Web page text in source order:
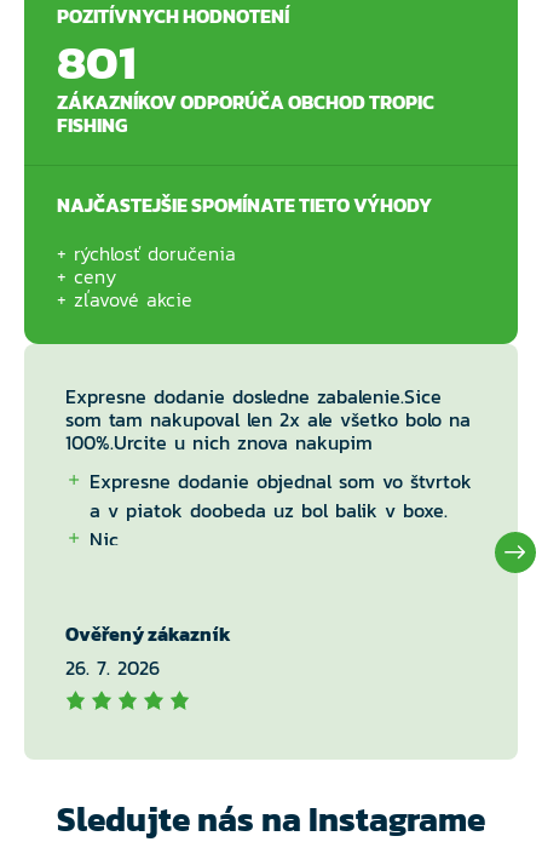
POZITÍVNYCH HODNOTENÍ
801
ZÁKAZNÍKOV ODPORÚČA OBCHOD TROPIC
FISHING
NAJČASTEJŠIE SPOMÍNATE TIETO VÝHODY
rýchlosť doručenia
ceny
zľavové akcie
Expresne dodanie dosledne zabalenie.Sice
som tam nakupoval len 2x ale všetko bolo na
100%.Urcite u nich znova nakupim
Expresne dodanie objednal som vo štvrtok
a v piatok doobeda uz bol balik v boxe.
Nic
Ověřený zákazník
26. 7. 2026
Sledujte nás na Instagrame